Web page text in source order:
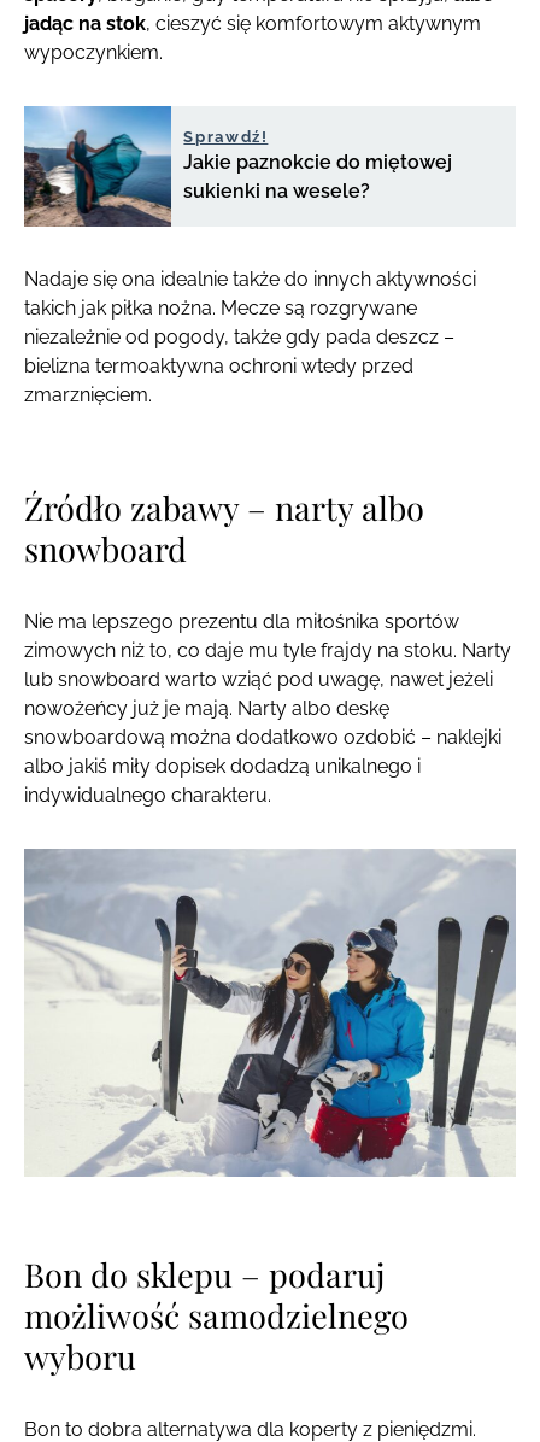
jadąc na stok, cieszyć się komfortowym aktywnym
wypoczynkiem.
Sprawdź!
Jakie paznokcie do miętowej
sukienki na wesele?
Nadaje się ona idealnie także do innych aktywności
takich jak piłka nożna. Mecze są rozgrywane
niezależnie od pogody, także gdy pada deszcz –
bielizna termoaktywna ochroni wtedy przed
zmarznięciem.
Źródło zabawy – narty albo
snowboard
Nie ma lepszego prezentu dla miłośnika sportów
zimowych niż to, co daje mu tyle frajdy na stoku. Narty
lub snowboard warto wziąć pod uwagę, nawet jeżeli
nowożeńcy już je mają. Narty albo deskę
snowboardową można dodatkowo ozdobić – naklejki
albo jakiś miły dopisek dodadzą unikalnego i
indywidualnego charakteru.
Bon do sklepu – podaruj
możliwość samodzielnego
wyboru
Bon to dobra alternatywa dla koperty z pieniędzmi.